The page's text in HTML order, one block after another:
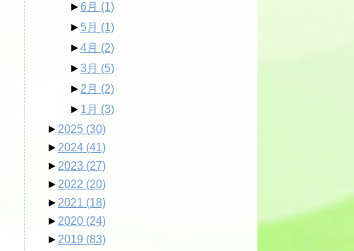
►6月 (1)
► 5月 (1)
►4月 (2)
►3月 (5)
► 2月 (2)
► 1月 (3)
► 2025 (30)
► 2024 (41)
► 2023 (27)
► 2022 (20)
► 2021 (18)
► 2020 (24)
► 2019 (83)